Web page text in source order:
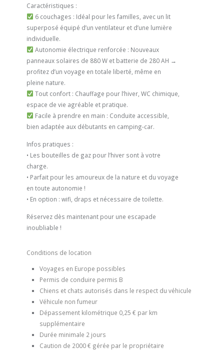
Caractéristiques :
6 couchages : Idéal pour les familles, avec un lit
superposé équipé d’un ventilateur et d’une lumière
individuelle.
Autonomie électrique renforcée : Nouveaux
panneaux solaires de 880 W et batterie de 280 AH →
profitez d’un voyage en totale liberté, même en
pleine nature.
Tout confort : Chauffage pour l’hiver, WC chimique,
espace de vie agréable et pratique.
Facile à prendre en main : Conduite accessible,
bien adaptée aux débutants en camping-car.
Infos pratiques :
• Les bouteilles de gaz pour l’hiver sont à votre
charge.
• Parfait pour les amoureux de la nature et du voyage
en toute autonomie !
• En option : wifi, draps et nécessaire de toilette.
Réservez dès maintenant pour une escapade
inoubliable !
Conditions de location
Voyages en Europe possibles
Permis de conduire permis B
Chiens et chats autorisés dans le respect du véhicule
Véhicule non fumeur
Dépassement kilométrique 0,25 € par km
supplémentaire
Durée minimale 2 jours
Caution de 2000 € gérée par le propriétaire